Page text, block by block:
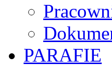
PARAFIE